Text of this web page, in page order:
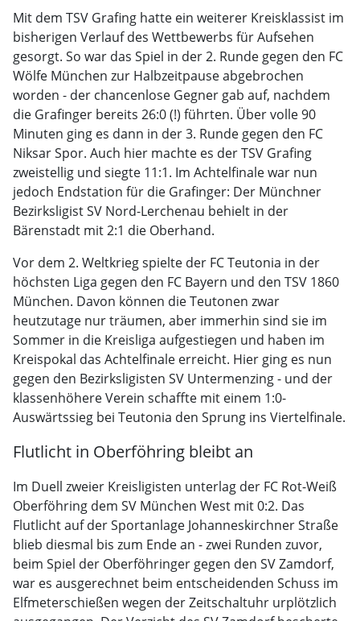
Mit dem TSV Grafing hatte ein weiterer Kreisklassist im
bisherigen Verlauf des Wettbewerbs für Aufsehen
gesorgt. So war das Spiel in der 2. Runde gegen den FC
Wölfe München zur Halbzeitpause abgebrochen
worden - der chancenlose Gegner gab auf, nachdem
die Grafinger bereits 26:0 (!) führten. Über volle 90
Minuten ging es dann in der 3. Runde gegen den FC
Niksar Spor. Auch hier machte es der TSV Grafing
zweistellig und siegte 11:1. Im Achtelfinale war nun
jedoch Endstation für die Grafinger: Der Münchner
Bezirksligist SV Nord-Lerchenau behielt in der
Bärenstadt mit 2:1 die Oberhand.
Vor dem 2. Weltkrieg spielte der FC Teutonia in der
höchsten Liga gegen den FC Bayern und den TSV 1860
München. Davon können die Teutonen zwar
heutzutage nur träumen, aber immerhin sind sie im
Sommer in die Kreisliga aufgestiegen und haben im
Kreispokal das Achtelfinale erreicht. Hier ging es nun
gegen den Bezirksligisten SV Untermenzing - und der
klassenhöhere Verein schaffte mit einem 1:0-
Auswärtssieg bei Teutonia den Sprung ins Viertelfinale.
Flutlicht in Oberföhring bleibt an
Im Duell zweier Kreisligisten unterlag der FC Rot-Weiß
Oberföhring dem SV München West mit 0:2. Das
Flutlicht auf der Sportanlage Johanneskirchner Straße
blieb diesmal bis zum Ende an - zwei Runden zuvor,
beim Spiel der Oberföhringer gegen den SV Zamdorf,
war es ausgerechnet beim entscheidenden Schuss im
Elfmeterschießen wegen der Zeitschaltuhr urplötzlich